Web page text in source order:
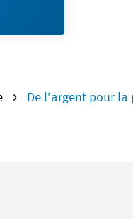
De l’argent pour